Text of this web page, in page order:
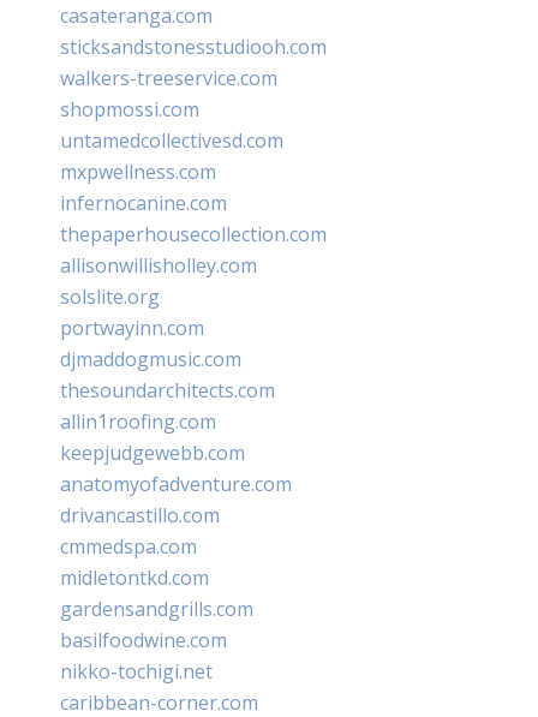
casateranga.com
sticksandstonesstudiooh.com
walkers-treeservice.com
shopmossi.com
untamedcollectivesd.com
mxpwellness.com
infernocanine.com
thepaperhousecollection.com
allisonwillisholley.com
solslite.org
portwayinn.com
djmaddogmusic.com
thesoundarchitects.com
allin1roofing.com
keepjudgewebb.com
anatomyofadventure.com
drivancastillo.com
cmmedspa.com
midletontkd.com
gardensandgrills.com
basilfoodwine.com
nikko-tochigi.net
caribbean-corner.com